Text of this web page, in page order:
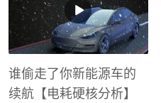
谁偷走了你新能源车的
续航【电耗硬核分析】